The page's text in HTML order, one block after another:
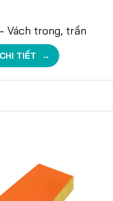
Vách trong, trần
TIẾT